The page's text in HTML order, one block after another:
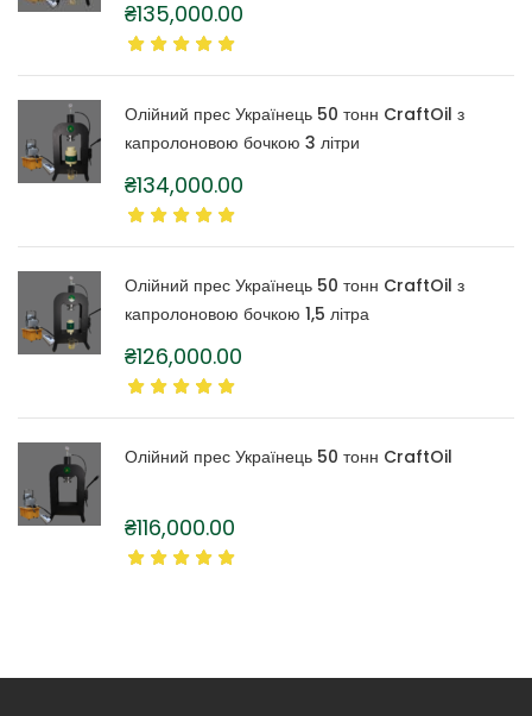
₴135,000.00
Олійний прес Українець 50 тонн CraftOil з
капролоновою бочкою 3 літри
₴134,000.00
Олійний прес Українець 50 тонн CraftOil з
капролоновою бочкою 1,5 літра
₴126,000.00
Олійний прес Українець 50 тонн CraftOil
₴116,000.00